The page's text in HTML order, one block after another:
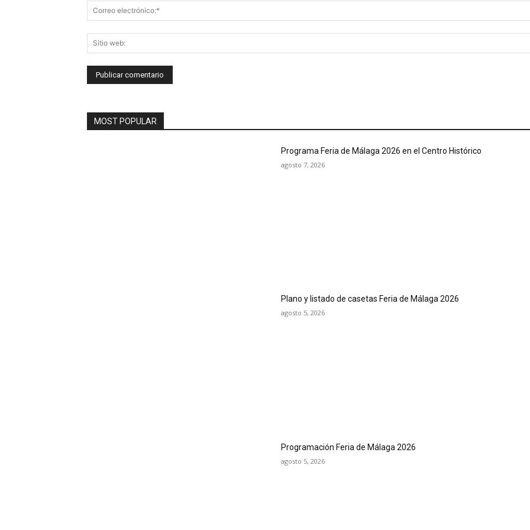
MOST POPULAR
Programa Feria de Málaga 2026 en el Centro Histórico
agosto 7, 2026
Plano y listado de casetas Feria de Málaga 2026
agosto 5, 2026
Programación Feria de Málaga 2026
agosto 5, 2026